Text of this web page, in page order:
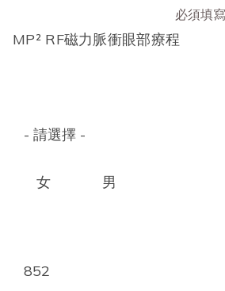
必須填
MP² RF磁力脈衝眼部療程
- 請選擇 -
女 男
852